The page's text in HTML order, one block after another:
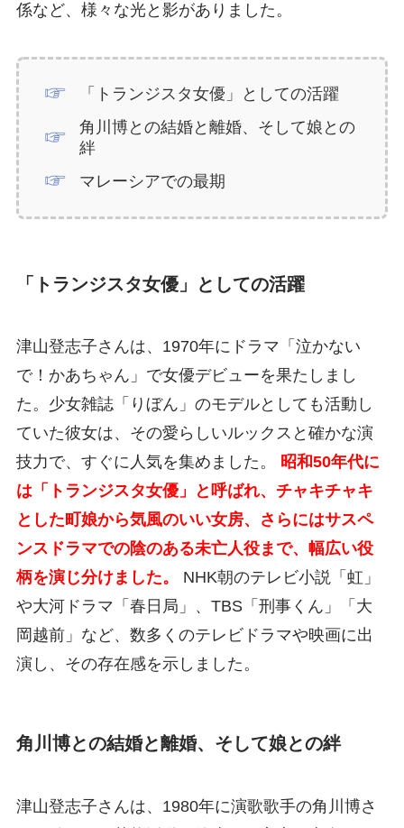
係など、様々な光と影がありました。
「トランジスタ女優」としての活躍
角川博との結婚と離婚、そして娘との
絆
マレーシアでの最期
「トランジスタ女優」としての活躍
津山登志子さんは、1970年にドラマ「泣かない
で！かあちゃん」で女優デビューを果たしまし
た。少女雑誌「りぼん」のモデルとしても活動し
ていた彼女は、その愛らしいルックスと確かな演
技力で、すぐに人気を集めました。 昭和50年代に
は「トランジスタ女優」と呼ばれ、チャキチャキ
とした町娘から気風のいい女房、さらにはサスペ
ンスドラマでの陰のある未亡人役まで、幅広い役
柄を演じ分けました。
NHK朝のテレビ小説「虹」
や大河ドラマ「春日局」、TBS「刑事くん」「大
岡越前」など、数多くのテレビドラマや映画に出
演し、その存在感を示しました。
角川博との結婚と離婚、そして娘との絆
津山登志子さんは、1980年に演歌歌手の角川博さ